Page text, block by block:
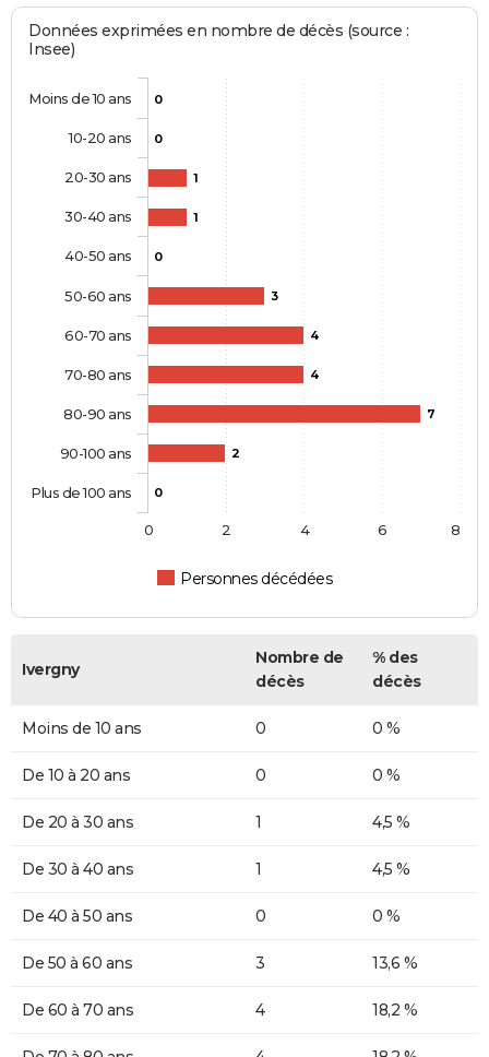
Données exprimées en nombre de décès (source :
Insee)
0
0
1
1
0
3
4
4
7
2
0
Personnes décédées
Moins de 10 ans
10-20 ans
20-30 ans
30-40 ans
40-50 ans
50-60 ans
60-70 ans
70-80 ans
80-90 ans
90-100 ans
Plus de 100 ans
0 2 4 6 8
Ivergny
Nombre de
décès
% des
décès
Moins de 10 ans 0 0 %
De 10 à 20 ans 0 0 %
De 20 à 30 ans 1 4,5 %
De 30 à 40 ans 1 4,5 %
De 40 à 50 ans 0 0 %
De 50 à 60 ans 3 13,6 %
De 60 à 70 ans 4 18,2 %